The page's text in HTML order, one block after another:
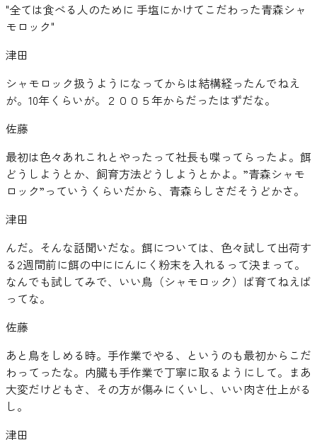
"全ては食べる人のために 手塩にかけてこだわった青森シャ
モロック"
津田
シャモロック扱うようになってからは結構経ったんでねえ
が。10年くらいが。２００５年からだったはずだな。
佐藤
最初は色々あれこれとやったって社長も喋ってらったよ。餌
どうしようとか、飼育方法どうしようとかよ。”青森シャモ
ロック”っていうくらいだから、青森らしさだそうどかさ。
津田
んだ。そんな話聞いだな。餌については、色々試して出荷す
る2週間前に餌の中ににんにく粉末を入れるって決まって。
なんでも試してみで、いい鳥（シャモロック）ば育てねえば
ってな。
佐藤
あと鳥をしめる時。手作業でやる、というのも最初からこだ
わってったな。内臓も手作業で丁寧に取るようにして。まあ
大変だけどもさ、その方が傷みにくいし、いい肉さ仕上がる
し。
津田